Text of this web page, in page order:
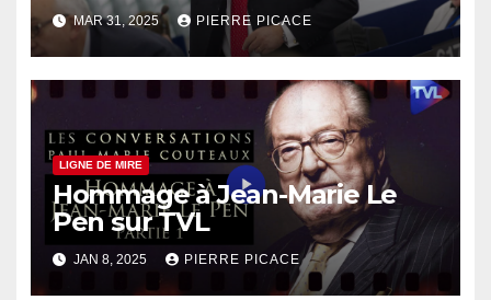
MAR 31, 2025 PIERRE PICACE
LIGNE DE MIRE
Hommage à Jean-Marie Le
Pen sur TVL
JAN 8, 2025 PIERRE PICACE